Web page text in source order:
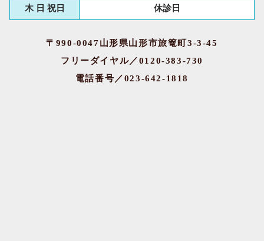
木 日 祝日 休診日
〒990-0047山形県山形市旅篭町3-3-45
フリーダイヤル／0120-383-730
電話番号／023-642-1818